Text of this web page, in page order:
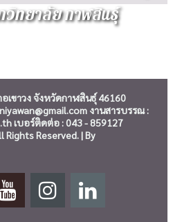
วิทยาลัย กาฬสินธุ์
เขาวง จังหวัดกาฬสินธุ์ 46160
งานสารบรรณ :
เบอร์ติดต่อ : 043 - 859127
Reserved. | By